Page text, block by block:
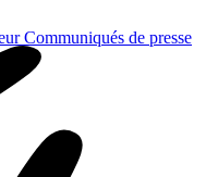
Communiqués de presse